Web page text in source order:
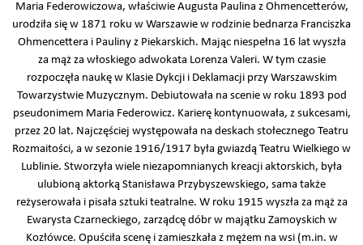
Maria Federowiczowa, właściwie Augusta Paulina z Ohmencetterów,
urodziła się w 1871 roku w Warszawie w rodzinie bednarza Franciszka
Ohmencettera i Pauliny z Piekarskich. Mając niespełna 16 lat wyszła
za mąż za włoskiego adwokata Lorenza Valeri. W tym czasie
rozpoczęła naukę w Klasie Dykcji i Deklamacji przy Warszawskim
Towarzystwie Muzycznym. Debiutowała na scenie w roku 1893 pod
pseudonimem Maria Federowicz. Karierę kontynuowała, z sukcesami,
przez 20 lat. Najczęściej występowała na deskach stołecznego Teatru
Rozmaitości, a w sezonie 1916/1917 była gwiazdą Teatru Wielkiego w
Lublinie. Stworzyła wiele niezapomnianych kreacji aktorskich, była
ulubioną aktorką Stanisława Przybyszewskiego, sama także
reżyserowała i pisała sztuki teatralne. W roku 1915 wyszła za mąż za
Ewarysta Czarneckiego, zarządcę dóbr w majątku Zamoyskich w
Kozłówce. Opuściła scenę i zamieszkała z mężem na wsi (m.in. w